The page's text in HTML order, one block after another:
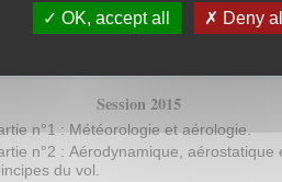
Certificat d'Aptitude à
Session 2015
n°1 : Météorologie et aérologie.
n°2 : Aérodynamique, aérostatique
du vol.
OK, accept all Deny